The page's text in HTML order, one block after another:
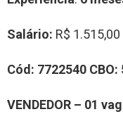
Salário: R$ 1.515,00
Cód: 7722540 CBO:
VENDEDOR – 01 vag